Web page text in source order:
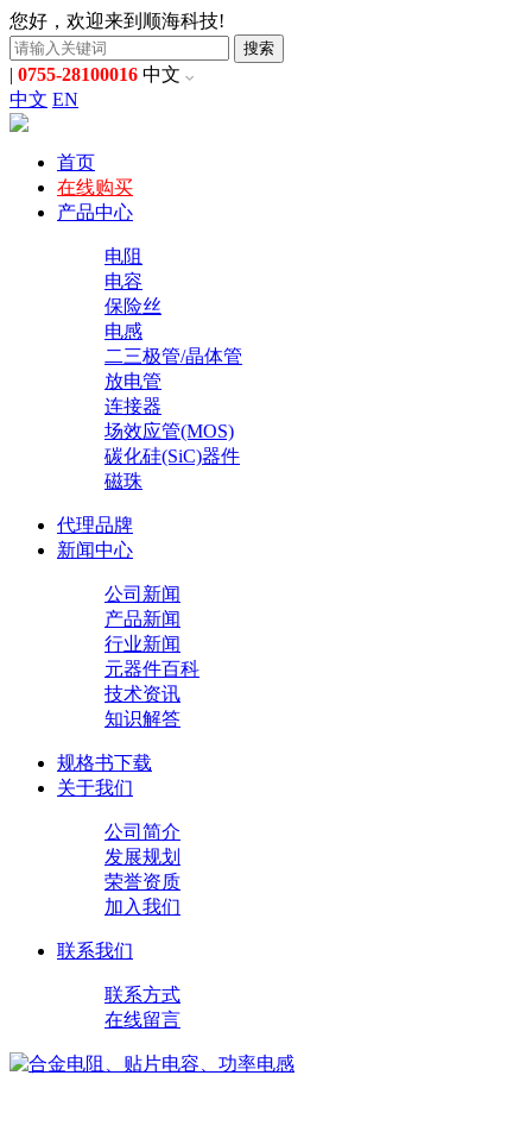
您好，欢迎来到顺海科技!
搜索
| 0755-28100016 中文
中文 EN
首页
在线购买
产品中心
电阻
电容
保险丝
电感
二三极管/晶体管
放电管
连接器
场效应管(MOS)
碳化硅(SiC)器件
磁珠
代理品牌
新闻中心
公司新闻
产品新闻
行业新闻
元器件百科
技术资讯
知识解答
规格书下载
关于我们
公司简介
发展规划
荣誉资质
加入我们
联系我们
联系方式
在线留言